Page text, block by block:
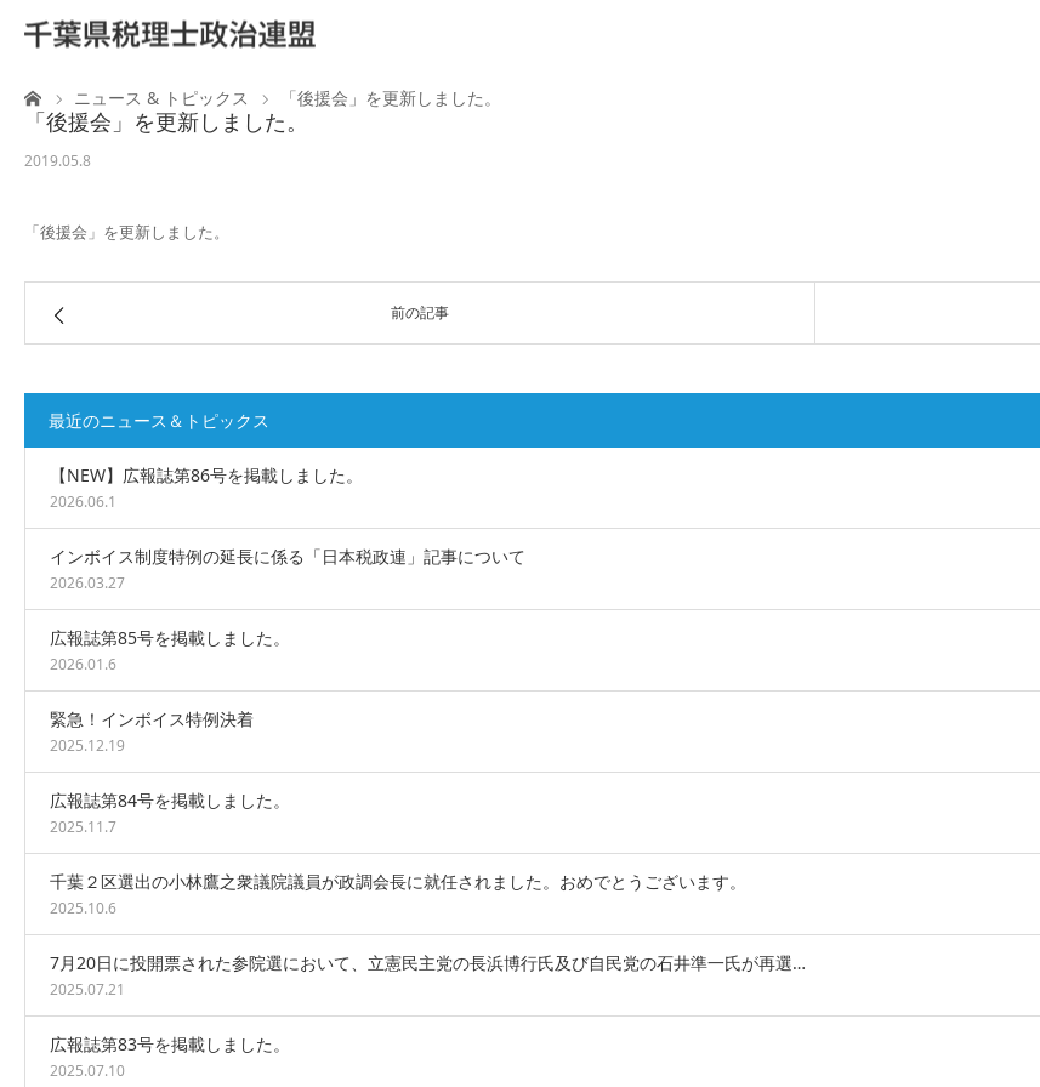
ニュース & トピックス 「後援会」を更新しました。
「後援会」を更新しました。
2019.05.8
「後援会」を更新しました。
前の記事
最近のニュース＆トピックス
【NEW】広報誌第86号を掲載しました。
2026.06.1
インボイス制度特例の延長に係る「日本税政連」記事について
2026.03.27
広報誌第85号を掲載しました。
2026.01.6
緊急！インボイス特例決着
2025.12.19
広報誌第84号を掲載しました。
2025.11.7
千葉２区選出の小林鷹之衆議院議員が政調会長に就任されました。おめでとうございます。
2025.10.6
7月20日に投開票された参院選において、立憲民主党の長浜博行氏及び自民党の石井準一氏が再選…
2025.07.21
広報誌第83号を掲載しました。
2025.07.10
ホーム
税理士と政治活動
広 報